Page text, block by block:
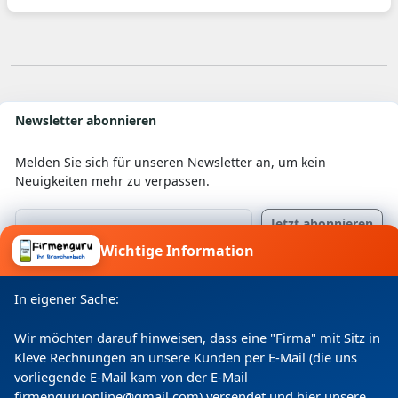
für Sie seit dem 1. Juli 2014 eine Alternative:
Wir freuen uns auch dort auf Sie!
Newsletter abonnieren
Melden Sie sich für unseren Newsletter an, um kein
Neuigkeiten mehr zu verpassen.
Ich willige ein, dass meine Angaben laut
Datenschutzerklärung zweckgebunden verarbeitet
werden.
Wichtige Information
In eigener Sache:
Wir möchten darauf hinweisen, dass eine "Firma" mit Sitz in
Kleve Rechnungen an unsere Kunden per E-Mail (die uns
vorliegende E-Mail kam von der E-Mail